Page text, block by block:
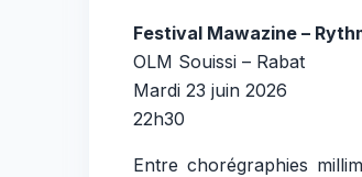
Festival Mawazine –
OLM Souissi – Rabat
Mardi 23 juin 2026
22h30
Entre chorégraphies